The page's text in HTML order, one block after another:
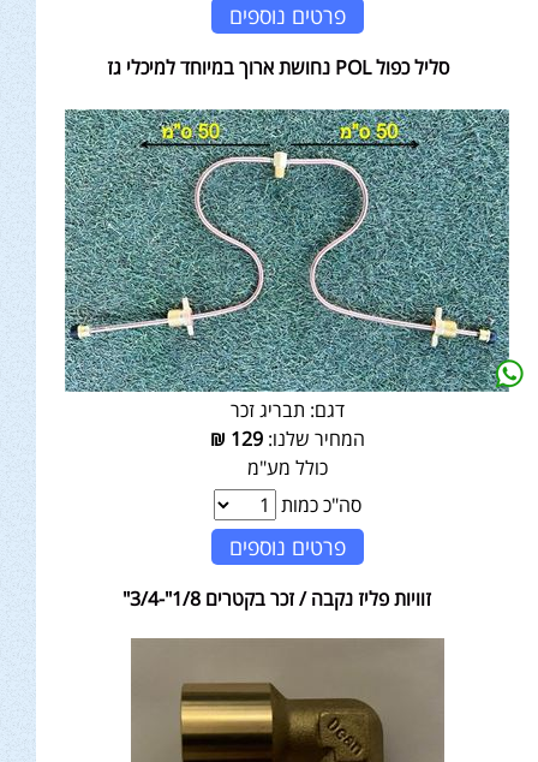
פרטים נוספים
סליל כפול POL נחושת ארוך במיוחד למיכלי גז
דגם: תבריג זכר
המחיר שלנו:129
₪
כולל מע"מ
סה"כ כמות
פרטים נוספים
זוויות פליז נקבה / זכר בקטרים 1/8"-3/4"